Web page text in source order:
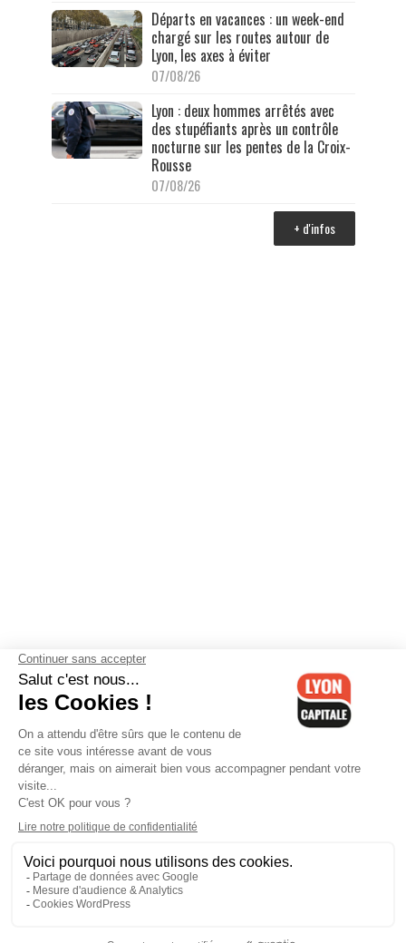
Départs en vacances : un week-end
chargé sur les routes autour de
Lyon, les axes à éviter
07/08/26
Lyon : deux hommes arrêtés avec
des stupéfiants après un contrôle
nocturne sur les pentes de la Croix-
Rousse
07/08/26
+ d'infos
Contactez-nous-Mentions légales-CGV-Politique de
confidentialité-Gestion des cookies